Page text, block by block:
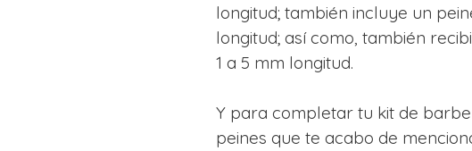
longitud; también incluye un
longitud; así como, también
1 a 5 mm longitud.
Y para completar tu kit de
peines que te acabo de